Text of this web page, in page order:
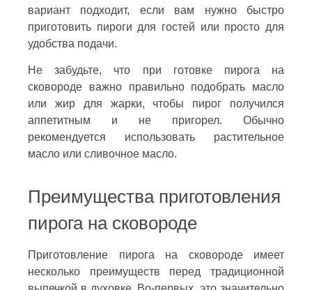
вариант подходит, если вам нужно быстро
приготовить пироги для гостей или просто для
удобства подачи.
Не забудьте, что при готовке пирога на
сковороде важно правильно подобрать масло
или жир для жарки, чтобы пирог получился
аппетитным и не пригорел. Обычно
рекомендуется использовать растительное
масло или сливочное масло.
Преимущества приготовления
пирога на сковороде
Приготовление пирога на сковороде имеет
несколько преимуществ перед традиционной